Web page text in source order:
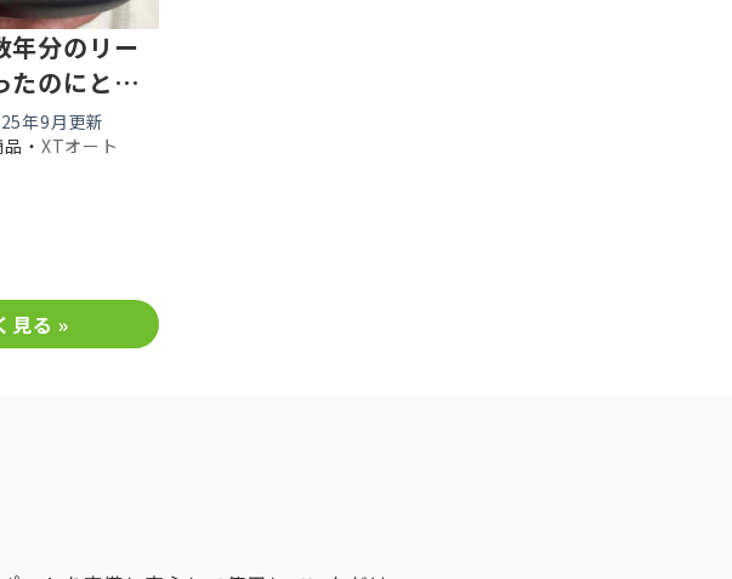
年分のリー
たのにと思
。
年9月更新
・ XTオート
見る »